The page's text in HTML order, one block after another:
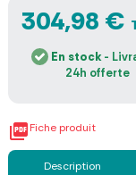
304,98 €
En stock-
24h offerte
Fiche produit
Description